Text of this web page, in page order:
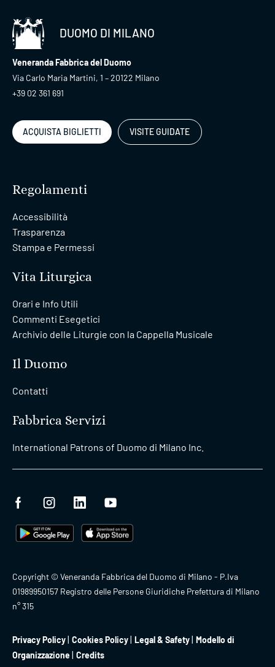
DUOMO DI MILANO
Veneranda Fabbrica del Duomo
Via Carlo Maria Martini, 1 – 20122 Milano
+39 02 361 691
ACQUISTA BIGLIETTI VISITE GUIDATE
Regolamenti
Accessibilità
Trasparenza
Stampa e Permessi
Vita Liturgica
Orari e Info Utili
Commenti Esegetici
Archivio delle Liturgie con la Cappella Musicale
Il Duomo
Contatti
Fabbrica Servizi
International Patrons of Duomo di Milano Inc.
Copyright © Veneranda Fabbrica del Duomo di Milano - P.Iva
01989950157 Registro delle Persone Giuridiche Prefettura di Milano
n° 315
Privacy Policy Cookies Policy Legal & Safety Modello di
Organizzazione Credits